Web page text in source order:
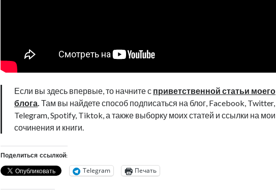
Если вы здесь впервые, то начните с приветственной статьи моего
блога. Там вы найдете способ подписаться на блог, Facebook, Twitter,
Telegram, Spotify, Tiktok, а также выборку моих статей и ссылки на мои
сочинения и книги.
Поделиться ссылкой:
Telegram Печать